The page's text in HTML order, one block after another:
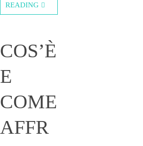
READING
COS’È
E
COME
AFFR